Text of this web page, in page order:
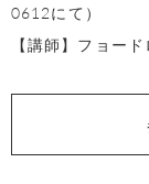
0612にて）
【講師】フョー